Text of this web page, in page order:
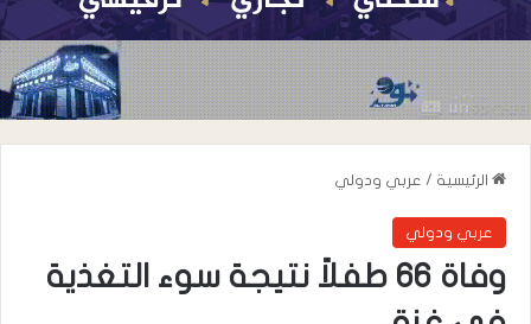
الرئيسية / عربي ودولي
عربي ودولي
وفاة 66 طفلاً نتيجة سوء التغذية